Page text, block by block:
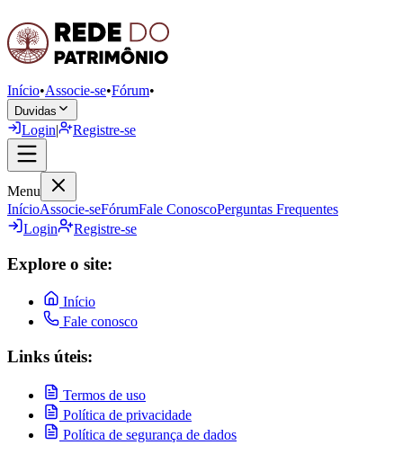
Início•Associe-se•Fórum•
Duvidas
Login| Registre-se
Menu
InícioAssocie-seFórumFale ConoscoPerguntas Frequentes
Login
Registre-se
Explore o site:
Início
Fale conosco
Links úteis:
Termos de uso
Política de privacidade
Política de segurança de dados